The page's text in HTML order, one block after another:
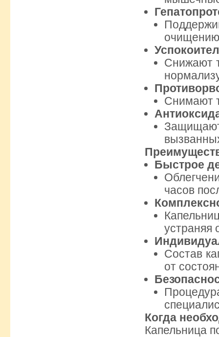
очищению
Снижают
Снимают
Быстрое
часов
устраняя
Состав
от
Когда
Капельница